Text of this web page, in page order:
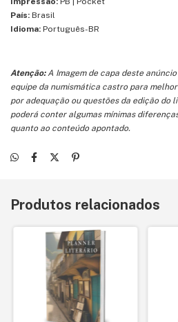
País: Brasil
Idioma: Português-BR
Atenção:A Imagem de capa deste
equipe da numismática castro para
por adequação ou questões da edição do
poderá conter algumas mínimas
quanto ao conteúdo apontado.
Produtos relacionados